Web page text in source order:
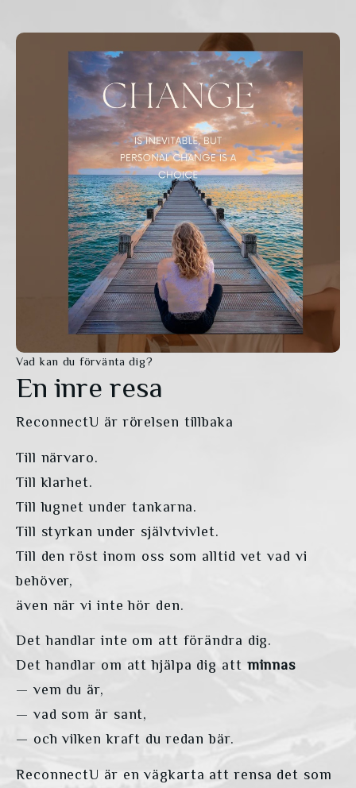
Vad kan du förvänta dig?
En inre resa
ReconnectU är rörelsen tillbaka
Till närvaro.
Till klarhet.
Till lugnet under tankarna.
Till styrkan under självtvivlet.
Till den röst inom oss som alltid vet vad vi
behöver,
även när vi inte hör den.
Det handlar inte om att förändra dig.
Det handlar om att hjälpa dig att minnas
— vem du är,
— vad som är sant,
— och vilken kraft du redan bär.
ReconnectU är en vägkarta att rensa det som